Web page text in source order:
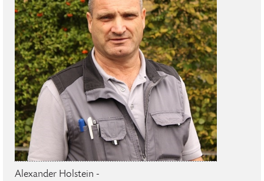
Alexander Holstein -